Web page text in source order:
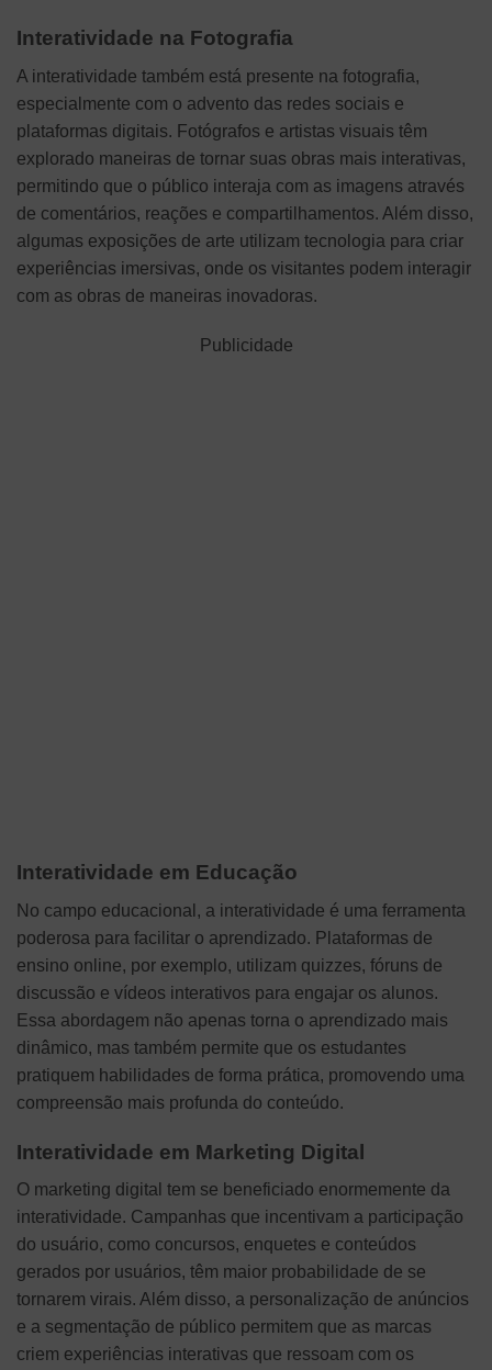
Interatividade na Fotografia
A interatividade também está presente na fotografia,
especialmente com o advento das redes sociais e
plataformas digitais. Fotógrafos e artistas visuais têm
explorado maneiras de tornar suas obras mais interativas,
permitindo que o público interaja com as imagens através
de comentários, reações e compartilhamentos. Além disso,
algumas exposições de arte utilizam tecnologia para criar
experiências imersivas, onde os visitantes podem interagir
com as obras de maneiras inovadoras.
Publicidade
Interatividade em Educação
No campo educacional, a interatividade é uma ferramenta
poderosa para facilitar o aprendizado. Plataformas de
ensino online, por exemplo, utilizam quizzes, fóruns de
discussão e vídeos interativos para engajar os alunos.
Essa abordagem não apenas torna o aprendizado mais
dinâmico, mas também permite que os estudantes
pratiquem habilidades de forma prática, promovendo uma
compreensão mais profunda do conteúdo.
Interatividade em Marketing Digital
O marketing digital tem se beneficiado enormemente da
interatividade. Campanhas que incentivam a participação
do usuário, como concursos, enquetes e conteúdos
gerados por usuários, têm maior probabilidade de se
tornarem virais. Além disso, a personalização de anúncios
e a segmentação de público permitem que as marcas
criem experiências interativas que ressoam com os